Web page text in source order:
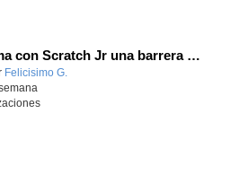
Programa con Scratch Jr una barrera que se desplaza para dar sensación de movimiento
educativo.
Felicisimo G.